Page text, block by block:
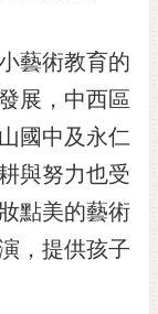
藝術教育的
展，中西區
國中及永仁
與努力也受
點美的藝術
，提供孩子